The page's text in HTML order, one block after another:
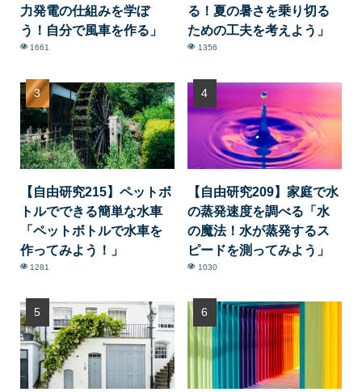
力発電の仕組みを学ぼ
う！自分で風車を作る」
1661
る！夏の暑さを乗り切る
ための工夫を考えよう」
1356
【自由研究215】ペットボ
トルでできる簡単な水車
「ペットボトルで水車を
作ってみよう！」
1281
【自由研究209】家庭で水
の蒸発速度を調べる「水
の魔法！水が蒸発するス
ピードを測ってみよう」
1030